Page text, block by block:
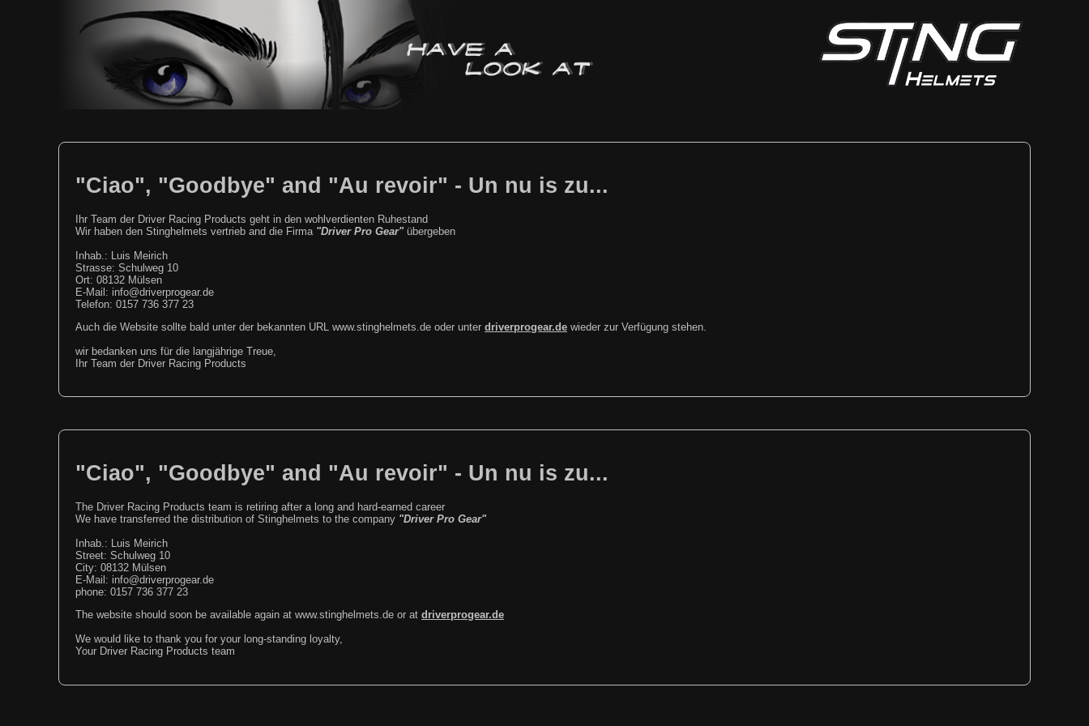
"Ciao", "Goodbye" and "Au revoir" - Un nu is zu...
Ihr Team der Driver Racing Products geht in den wohlverdienten Ruhestand
Wir haben den Stinghelmets vertrieb and die Firma "Driver Pro Gear"übergeben
Inhab.: Luis Meirich
Strasse: Schulweg 10
Ort: 08132 Mülsen
E-Mail: info@driverprogear.de
Telefon: 0157 736 377 23
Auch die Website sollte bald unter der bekannten URL www.stinghelmets.de oder unter driverprogear.de wieder zur Verfügung stehen.
wir bedanken uns für die langjährige Treue,
Ihr Team der Driver Racing Products
"Ciao", "Goodbye" and "Au revoir" - Un nu is zu...
The Driver Racing Products team is retiring after a long and hard-earned career
We have transferred the distribution of Stinghelmets to the company "Driver Pro Gear"
Inhab.: Luis Meirich
Street: Schulweg 10
City: 08132 Mülsen
E-Mail: info@driverprogear.de
phone: 0157 736 377 23
The website should soon be available again at www.stinghelmets.de or at driverprogear.de
We would like to thank you for your long-standing loyalty,
Your Driver Racing Products team